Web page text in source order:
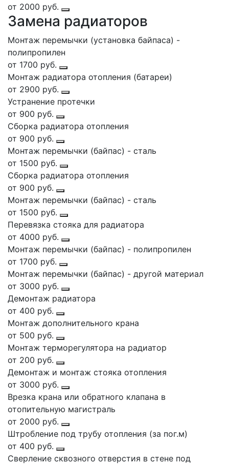
от 2000 руб.
Замена радиаторов
Монтаж перемычки (установка байпаса) -
полипропилен
от 1700 руб.
Монтаж радиатора отопления (батареи)
от 2900 руб.
Устранение протечки
от 900 руб.
Сборка радиатора отопления
от 900 руб.
Монтаж перемычки (байпас) - сталь
от 1500 руб.
Сборка радиатора отопления
от 900 руб.
Монтаж перемычки (байпас) - сталь
от 1500 руб.
Перевязка стояка для радиатора
от 4000 руб.
Монтаж перемычки (байпас) - полипропилен
от 1700 руб.
Монтаж перемычки (байпас) - другой материал
от 3000 руб.
Демонтаж радиатора
от 400 руб.
Монтаж дополнительного крана
от 500 руб.
Монтаж терморегулятора на радиатор
от 200 руб.
Демонтаж и монтаж стояка отопления
от 3000 руб.
Врезка крана или обратного клапана в
отопительную магистраль
от 2000 руб.
Штробление под трубу отопления (за пог.м)
от 400 руб.
Сверление сквозного отверстия в стене под